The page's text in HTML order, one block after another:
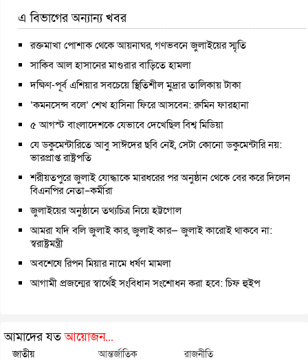
এ বিভাগের অন্যান্য খবর
রক্তমাখা পোশাক থেকে আয়নাঘর, গণভবনে জুলাইয়ের স্মৃতি
সাকিব আল হাসানের মাগুরার বাড়িতে হামলা
দক্ষিণ-পূর্ব এশিয়ার সবচেয়ে স্থিতিশীল মুদ্রার তালিকায় টাকা
‘কমনসেন্স বলে’ শেখ হাসিনা ফিরে আসবেন: রুমিন ফারহানা
৫ আগস্ট বাংলাদেশকে যেভাবে দেখেছিল বিশ্ব মিডিয়া
যে ডকুমেন্টারিতে আবু সাঈদের ছবি নেই, সেটা কোনো ডকুমেন্টারি নয়:
ভারপ্রাপ্ত রাষ্ট্রপতি
শরীয়তপুরে জুলাই যোদ্ধাকে মারধরের পর অনুষ্ঠান থেকে বের করে দিলেন
বিএনপির নেতা–কর্মীরা
জুলাইয়ের অনুষ্ঠানে তথ্যচিত্র নিয়ে হট্টগোল
আমরা যদি বলি জুলাই কার, জুলাই কার— জুলাই কারোই থাকবে না:
স্বরাষ্ট্রমন্ত্রী
অবশেষে রিপন মিয়ার নামে ধর্ষণ মামলা
আগামী প্রজন্মের স্বার্থেই সংবিধান সংশোধন করা হবে: চিফ হুইপ
আমাদের যতআয়োজন...
জাতীয় আন্তর্জাতিক
রাজনীতি